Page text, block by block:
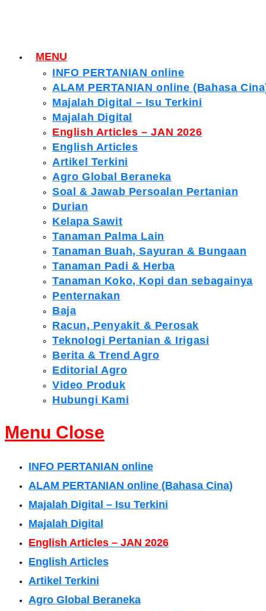
MENU
INFO PERTANIAN online
ALAM PERTANIAN online (Bahasa
Majalah Digital – Isu Terkini
Majalah Digital
English Articles – JAN 2026
English Articles
Artikel Terkini
Agro Global Beraneka
Soal & Jawab Persoalan Pertanian
Durian
Kelapa Sawit
Tanaman Palma Lain
Tanaman Buah, Sayuran & Bungaan
Tanaman Padi & Herba
Tanaman Koko, Kopi dan sebagainya
Penternakan
Baja
Racun, Penyakit & Perosak
Teknologi Pertanian & Irigasi
Berita & Trend Agro
Editorial Agro
Video Produk
Hubungi Kami
Menu Close
INFO PERTANIAN online
ALAM PERTANIAN online (Bahasa Cina)
Majalah Digital – Isu Terkini
Majalah Digital
English Articles – JAN 2026
English Articles
Artikel Terkini
Agro Global Beraneka